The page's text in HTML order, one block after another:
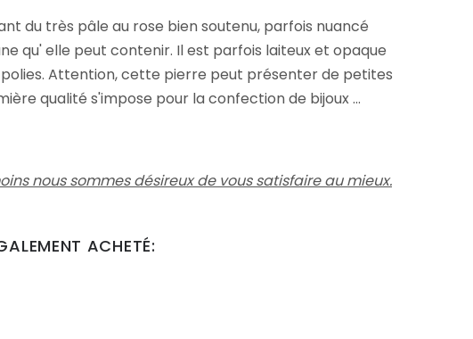
du très pâle au rose bien soutenu, parfois nuancé
qu' elle peut contenir. Il est parfois laiteux et opaque
Attention, cette pierre peut présenter de petites
qualité s'impose pour la confection de bijoux ...
nous sommes désireux de vous satisfaire au mieux.
ACHETÉ: